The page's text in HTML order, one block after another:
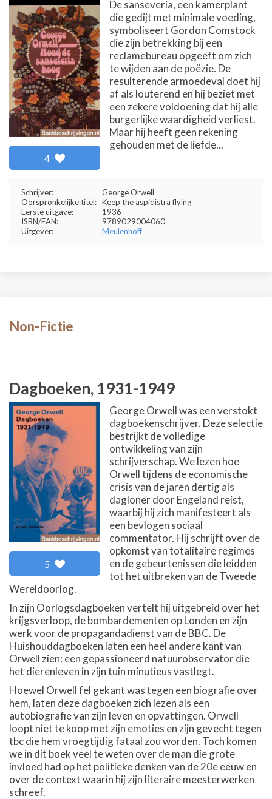
4
De sanseveria, een kamerplant
die gedijt met minimale voeding,
symboliseert Gordon Comstock
die zijn betrekking bij een
reclamebureau opgeeft om zich
te wijden aan de poëzie. De
resulterende armoedeval doet hij
af als louterend en hij beziet met
een zekere voldoening dat hij alle
burgerlijke waardigheid verliest.
Maar hij heeft geen rekening
gehouden met de liefde...
Schrijver:
George Orwell
Oorspronkelijke titel: Keep the aspidistra flying
Eerste uitgave:
1936
ISBN/EAN:
9789029004060
Uitgever:
Meulenhoff
Non-Fictie
Dagboeken, 1931-1949
5
George Orwell was een verstokt
dagboekenschrijver. Deze selectie
bestrijkt de volledige
ontwikkeling van zijn
schrijverschap. We lezen hoe
Orwell tijdens de economische
crisis van de jaren dertig als
dagloner door Engeland reist,
waarbij hij zich manifesteert als
een bevlogen sociaal
commentator. Hij schrijft over de
opkomst van totalitaire regimes
en de gebeurtenissen die leidden
tot het uitbreken van de Tweede
Wereldoorlog.
In zijn Oorlogsdagboeken vertelt hij uitgebreid over het
krijgsverloop, de bombardementen op Londen en zijn
werk voor de propagandadienst van de BBC. De
Huishouddagboeken laten een heel andere kant van
Orwell zien: een gepassioneerd natuurobservator die
het dierenleven in zijn tuin minutieus vastlegt.
Hoewel Orwell fel gekant was tegen een biografie over
hem, laten deze dagboeken zich lezen als een
autobiografie van zijn leven en opvattingen. Orwell
loopt niet te koop met zijn emoties en zijn gevecht tegen
tbc die hem vroegtijdig fataal zou worden. Toch komen
we in dit boek veel te weten over de man die grote
invloed had op het politieke denken van de 20e eeuw en
over de context waarin hij zijn literaire meesterwerken
schreef.